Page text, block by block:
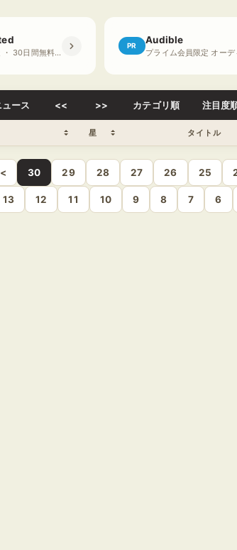
電子書籍 読み放題 ・ 30日間無料体験
PR Audible
ース << >> カテゴリ順 注目度
星 タイトル
30 29 28 27 26 25
13 12 11 10 9 8 7 6